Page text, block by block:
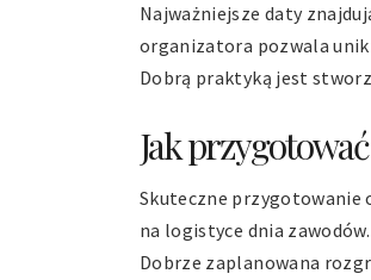
Najważniejsze daty
organizatora pozwala
Dobrą praktyką jest
Jak
Skuteczne przygotowanie
na logistyce dnia
Dobrze zaplanowana